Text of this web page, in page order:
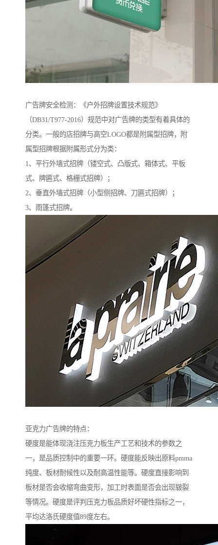
广告牌安全检测：《户外招牌设置技术规范》
（DB31/T977-2016）规范中对广告牌的类型有着具体的
分类。一般的店招牌与高空LOGO都是附属型招牌，附
属型招牌根据附属形式分为类：
1、平行外墙式招牌（镂空式、凸版式、箱体式、平板
式、牌匾式、格栅式招牌）；
2、垂直外墙式招牌（小型侧招牌、刀匾式招牌）；
3、雨篷式招牌。
亚克力广告牌的特点：
硬度是能体现浇注压克力板生产工艺和技术的参数之
一，是品质控制中的重要一环。硬度能反映出原料pmma
纯度、板材耐候性以及耐高温性能等。硬度直接影响到
板材是否会收缩弯曲变形，加工时表面是否会出现皲裂
等情况。硬度是评判压克力板品质好坏硬性指标之一，
平均达洛氏硬度值89度左右。